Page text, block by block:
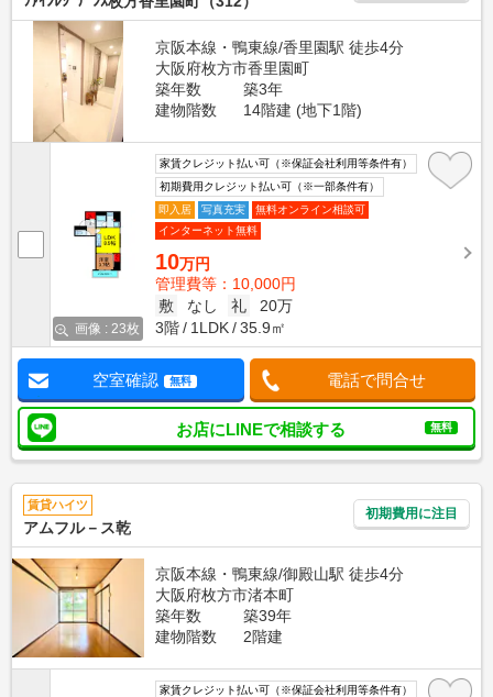
京阪本線・鴨東線/香里園駅 徒歩4分
大阪府枚方市香里園町
築年数
築3年
建物階数
14階建 (地下1階)
画像 : 23枚
家賃クレジット払い可（※保証会社利用等条件有）
初期費用クレジット払い可（※一部条件有）
即入居
写真充実
無料オンライン相談可
インターネット無料
10万円
管理費等：10,000円
敷
なし 礼
20万
3階
1LDK 35.9㎡
空室確認 無料 電話で問合せ
お店にLINEで相談する 無料
賃貸ハイツ
アムフル－ス乾
初期費用に注目
京阪本線・鴨東線/御殿山駅 徒歩4分
大阪府枚方市渚本町
築年数
築39年
建物階数
2階建
家賃クレジット払い可（※保証会社利用等条件有）